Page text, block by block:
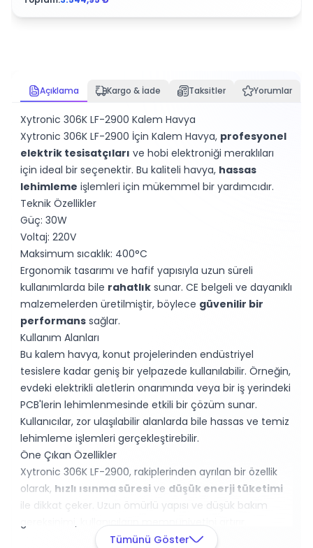
Açıklama Kargo & İade Taksitler Yorumlar
Xytronic 306K LF-2900 Kalem Havya
Xytronic 306K LF-2900 İçin Kalem Havya, profesyonel
elektrik tesisatçıları ve hobi elektroniği meraklıları
için ideal bir seçenektir. Bu kaliteli havya, hassas
lehimleme işlemleri için mükemmel bir yardımcıdır.
Teknik Özellikler
Güç: 30W
Voltaj: 220V
Maksimum sıcaklık: 400°C
Ergonomik tasarımı ve hafif yapısıyla uzun süreli
kullanımlarda bile rahatlık sunar. CE belgeli ve dayanıklı
malzemelerden üretilmiştir, böylece güvenilir bir
performans sağlar.
Kullanım Alanları
Bu kalem havya, konut projelerinden endüstriyel
tesislere kadar geniş bir yelpazede kullanılabilir. Örneğin,
evdeki elektrikli aletlerin onarımında veya bir iş yerindeki
PCB'lerin lehimlenmesinde etkili bir çözüm sunar.
Kullanıcılar, zor ulaşılabilir alanlarda bile hassas ve temiz
lehimleme işlemleri gerçekleştirebilir.
Öne Çıkan Özellikler
Xytronic 306K LF-2900, rakiplerinden ayrılan bir özellik
olarak, hızlı ısınma süresi ve düşük enerji tüketimi
ile dikkat çeker. Uzun ömürlü yapısı ve düşük bakım
gereksinimi, kullanıcıların memnuniyetini artırır.
Hemen sepete ekleyin ve bu etkili kalem havya ile
Tümünü Göster